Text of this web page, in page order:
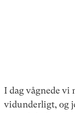
I dag vågnede vi
vidunderligt, og